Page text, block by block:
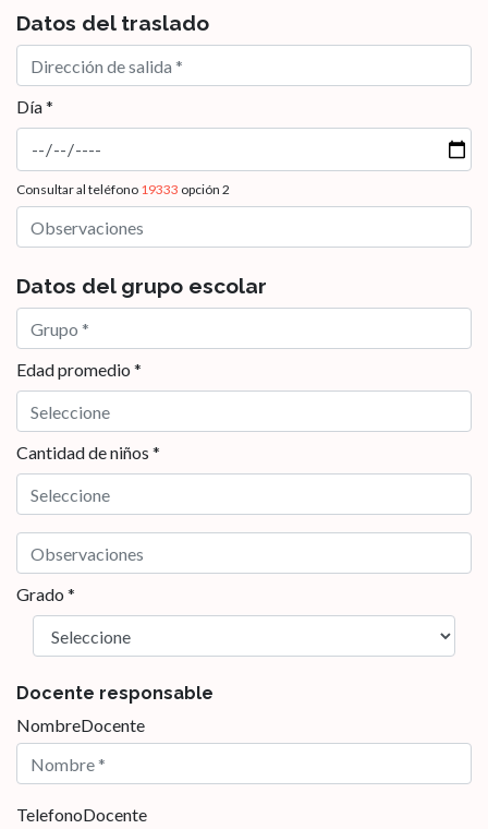
Datos del traslado
Día *
Consultar al teléfono 19333 opción 2
Datos del grupo escolar
Edad promedio *
Cantidad de niños *
Grado *
Docente responsable
NombreDocente
TelefonoDocente